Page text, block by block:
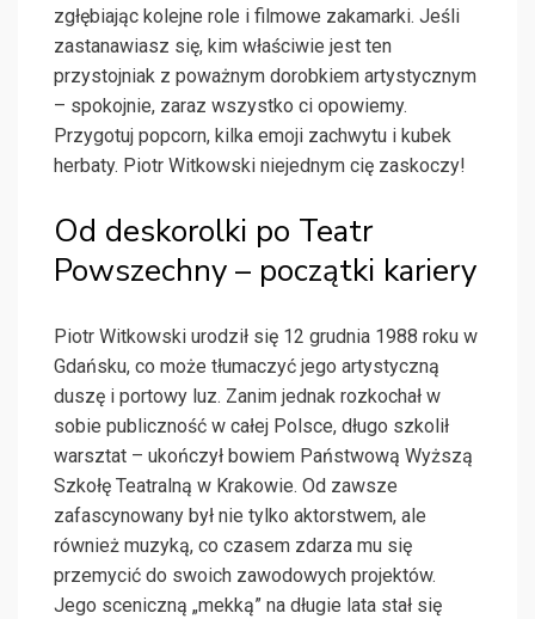
zgłębiając kolejne role i filmowe zakamarki. Jeśli
zastanawiasz się, kim właściwie jest ten
przystojniak z poważnym dorobkiem artystycznym
– spokojnie, zaraz wszystko ci opowiemy.
Przygotuj popcorn, kilka emoji zachwytu i kubek
herbaty. Piotr Witkowski niejednym cię zaskoczy!
Od deskorolki po Teatr
Powszechny – początki kariery
Piotr Witkowski urodził się 12 grudnia 1988 roku w
Gdańsku, co może tłumaczyć jego artystyczną
duszę i portowy luz. Zanim jednak rozkochał w
sobie publiczność w całej Polsce, długo szkolił
warsztat – ukończył bowiem Państwową Wyższą
Szkołę Teatralną w Krakowie. Od zawsze
zafascynowany był nie tylko aktorstwem, ale
również muzyką, co czasem zdarza mu się
przemycić do swoich zawodowych projektów.
Jego sceniczną „mekką” na długie lata stał się